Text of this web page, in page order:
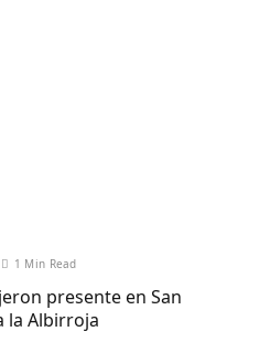
1 Min Read
presente en San
la Albirroja